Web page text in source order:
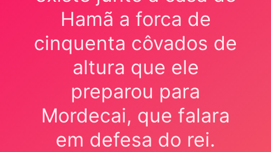
Hamã a forca de
cinquenta côvados de
altura que ele
preparou para
Mordecai, que falara
em defesa do rei.